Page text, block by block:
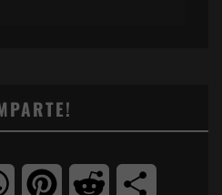
WhatsAppPinterest Reddit